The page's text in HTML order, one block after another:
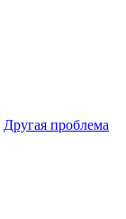
Другая проблема